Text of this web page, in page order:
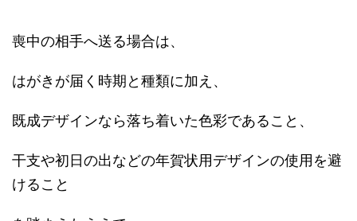
喪中の相手へ送る場合は、
はがきが届く時期と種類に加え、
既成デザインなら落ち着いた色彩であること、
干支や初日の出などの年賀状用デザインの使用を避
けること